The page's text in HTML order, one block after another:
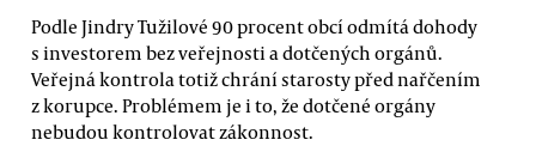
Podle Jindry Tužilové 90 procent obcí odmítá dohody
s investorem bez veřejnosti a dotčených orgánů.
Veřejná kontrola totiž chrání starosty před nařčením
z korupce. Problémem je i to, že dotčené orgány
nebudou kontrolovat zákonnost.